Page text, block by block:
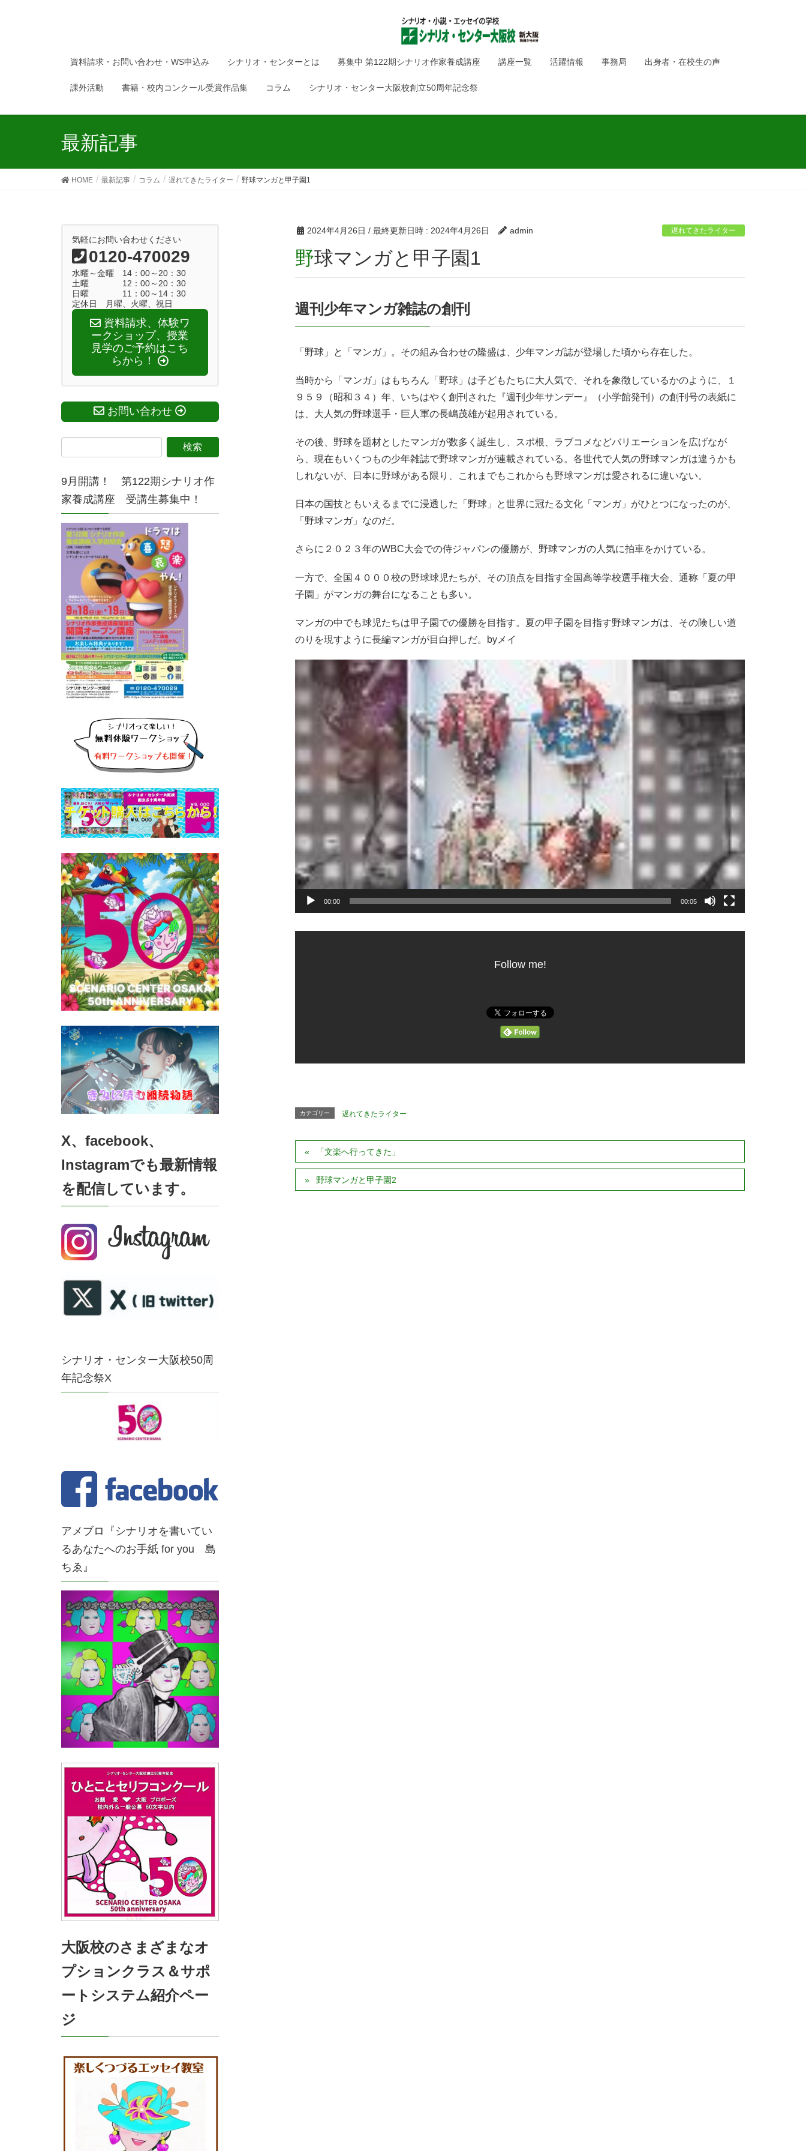
資料請求・お問い合わせ・WS申込み シナリオ・センターとは 募集中 第122期シナリオ作家養成講座 講座一覧 活躍情報 事務局 出身者・在校生の声
課外活動 書籍・校内コンクール受賞作品集 コラム シナリオ・センター大阪校創立50周年記念祭
最新記事
HOME 最新記事 コラム 遅れてきたライター 野球マンガと甲子園1
2024年4月26日 / 最終更新日時 : 2024年4月26日 admin 遅れてきたライター
野球マンガと甲子園1
週刊少年マンガ雑誌の創刊
「野球」と「マンガ」。その組み合わせの隆盛は、少年マンガ誌が登場した頃から存在した。
当時から「マンガ」はもちろん「野球」は子どもたちに大人気で、それを象徴しているかのように、１
９５９（昭和３４）年、いちはやく創刊された『週刊少年サンデー』（小学館発刊）の創刊号の表紙に
は、大人気の野球選手・巨人軍の長嶋茂雄が起用されている。
その後、野球を題材としたマンガが数多く誕生し、スポ根、ラブコメなどバリエーションを広げなが
ら、現在もいくつもの少年雑誌で野球マンガが連載されている。各世代で人気の野球マンガは違うかも
しれないが、日本に野球がある限り、これまでもこれからも野球マンガは愛されるに違いない。
日本の国技ともいえるまでに浸透した「野球」と世界に冠たる文化「マンガ」がひとつになったのが、
「野球マンガ」なのだ。
さらに２０２３年のWBC大会での侍ジャパンの優勝が、野球マンガの人気に拍車をかけている。
一方で、全国４０００校の野球球児たちが、その頂点を目指す全国高等学校選手権大会、通称「夏の甲
子園」がマンガの舞台になることも多い。
マンガの中でも球児たちは甲子園での優勝を目指す。夏の甲子園を目指す野球マンガは、その険しい道
のりを現すように長編マンガが目白押しだ。byメイ
動
画
プ
レ
ー
ヤ
ー
00:00 00:05
Follow me!
カテゴリー 遅れてきたライター
「文楽へ行ってきた」
野球マンガと甲子園2
気軽にお問い合わせください
0120-470029
水曜～金曜 14：00～20：30
土曜 12：00～20：30
日曜 11：00～14：30
定休日 月曜、火曜、祝日
資料請求、体験ワ
ークショップ、授業
見学のご予約はこち
らから！
お問い合わせ
9月開講！ 第122期シナリオ作
家養成講座 受講生募集中！
X、facebook、
Instagramでも最新情報
を配信しています。
シナリオ・センター大阪校50周
年記念祭X
アメブロ『シナリオを書いてい
るあなたへのお手紙 for you 島
ちゑ』
大阪校のさまざまなオ
プションクラス＆サポ
ートシステム紹介ペー
ジ